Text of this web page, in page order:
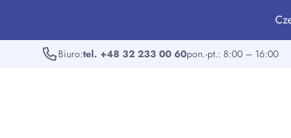
Biuro:tel. +48 32 233 00 60pon.-pt.: 8:00 – 16:00